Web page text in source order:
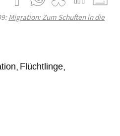
Migration: Zum Schuften in die
Flüchtlinge